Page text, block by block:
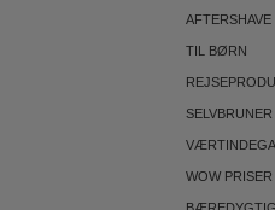
AFTERSHAVE
TIL BØRN
WOW PRISER